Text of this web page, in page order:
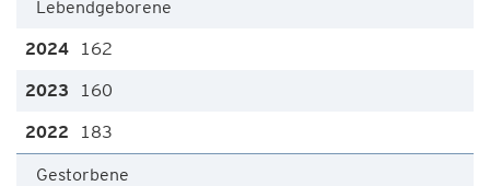
Lebendgeborene
162
160
183
Gestorbene